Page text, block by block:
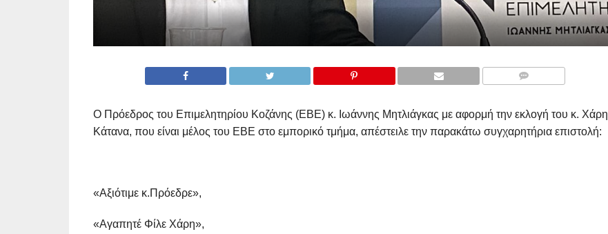
Ο Πρόεδρος του Επιμελητηρίου Κοζάνης (ΕΒΕ) κ. Ιωάννης Μητλιάγκας με αφορμή την εκλογή του κ. Χάρη
Κάτανα, που είναι μέλος του ΕΒΕ στο εμπορικό τμήμα, απέστειλε την παρακάτω συγχαρητήρια επιστολή:
«Aξιότιμε κ.Πρόεδρε»,
«Αγαπητέ Φίλε Χάρη»,